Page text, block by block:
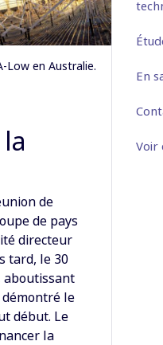
Low en Australie.
de
de pays
directeur
tard, le 30
aboutissant
le
début. Le
la
En
Voir